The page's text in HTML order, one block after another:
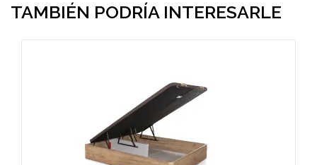
TAMBIÉN PODRÍA INTERESARLE